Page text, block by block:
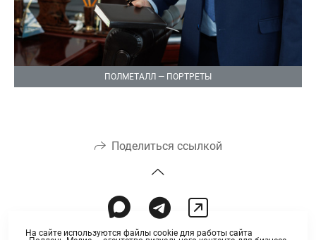
ПОЛМЕТАЛЛ — ПОРТРЕТЫ
Поделиться ссылкой
На сайте используются файлы cookie для работы сайта